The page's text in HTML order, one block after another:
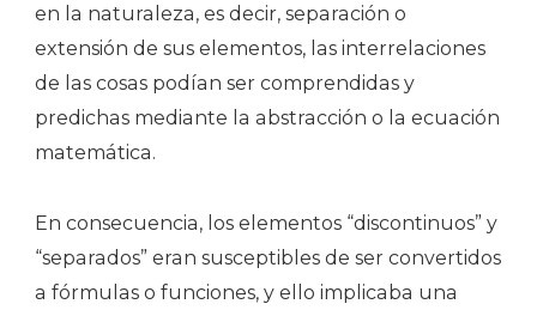
en la naturaleza, es decir, separación o
extensión de sus elementos, las interrelaciones
de las cosas podían ser comprendidas y
predichas mediante la abstracción o la ecuación
matemática.
En consecuencia, los elementos “discontinuos” y
“separados” eran susceptibles de ser convertidos
a fórmulas o funciones, y ello implicaba una